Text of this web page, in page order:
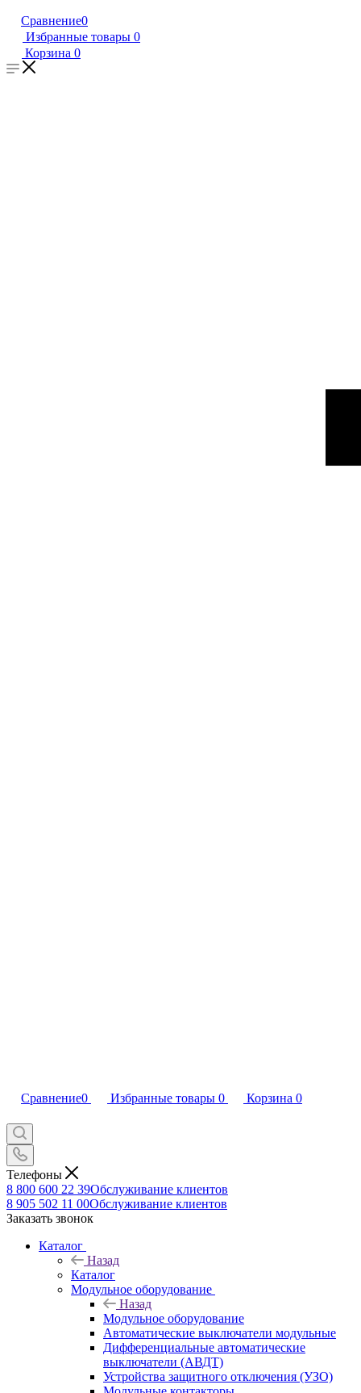
Сравнение0
Избранные товары 0
Корзина 0
Сравнение0 Избранные товары 0 Корзина 0
Телефоны
8 800 600 22 39Обслуживание клиентов
8 905 502 11 00Обслуживание клиентов
Заказать звонок
Каталог
Назад
Каталог
Модульное оборудование
Назад
Модульное оборудование
Автоматические выключатели модульные
Дифференциальные автоматические
выключатели (АВДТ)
Устройства защитного отключения (УЗО)